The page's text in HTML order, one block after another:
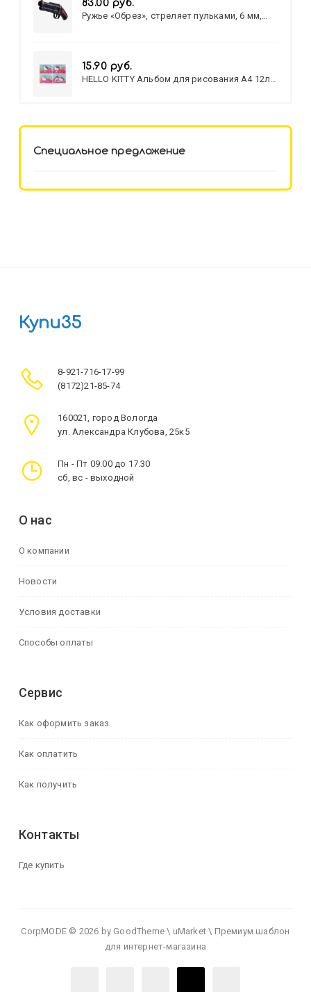
83.00 руб.
Ружье «Обрез», стреляет пульками, 6 мм,
15.90 руб.
HELLO KITTY Альбом для рисования А4 12л.
Специальное предложение
Купи35
8-921-716-17-99
(8172)21-85-74
160021, город Вологда
ул. Александра Клубова, 25к5
Пн - Пт 09.00 до 17.30
сб, вс - выходной
О нас
О компании
Новости
Условия доставки
Способы оплаты
Сервис
Как оформить заказ
Как оплатить
Как получить
Контакты
Где купить
CorpMODE © 2026 by GoodTheme \ uMarket \ Премиум шаблон
для интернет-магазина